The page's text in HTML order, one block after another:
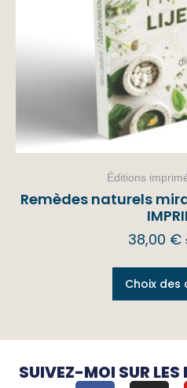
Éditions
Remèdes naturels
38,00 €
Choix des
SUIVEZ-MOI SUR